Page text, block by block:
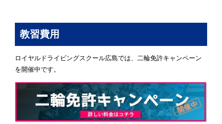
教習費用
ロイヤルドライビングスクール広島では、二輪免許キャンペーン
を開催中です。